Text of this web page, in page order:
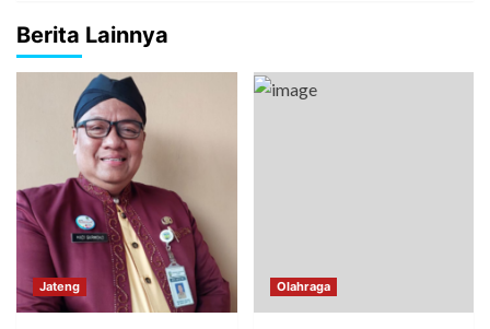
Berita Lainnya
Jateng Olahraga